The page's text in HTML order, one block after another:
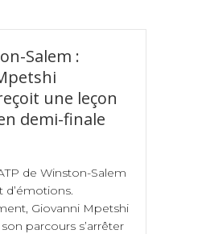
Salem :
une leçon
demi-finale
de Winston-Salem
d’émotions.
Giovanni Mpetshi
parcours s’arrêter